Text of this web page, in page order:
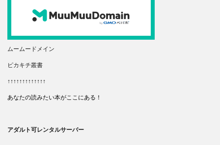
ムームードメイン
ピカキチ叢書
↑↑↑↑↑↑↑↑↑↑↑↑↑
あなたの読みたい本がここにある！
アダルト可レンタルサーバー